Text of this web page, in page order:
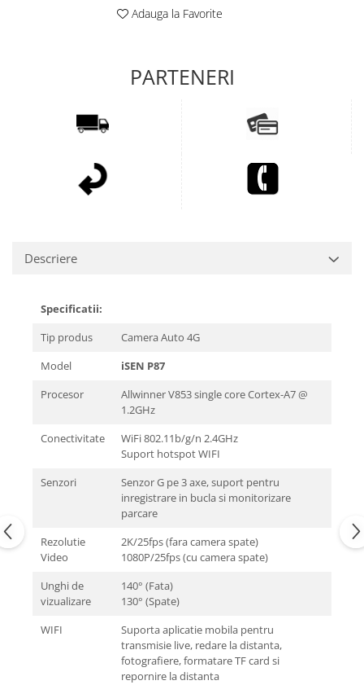
Adauga la Favorite
Descriere
Specificatii:
Tip produs
Camera Auto 4G
Model
iSEN P87
Procesor
Allwinner V853 single core Cortex-A7 @
1.2GHz
Conectivitate
WiFi 802.11b/g/n 2.4GHz
Suport hotspot WIFI
Senzori
Senzor G pe 3 axe, suport pentru
inregistrare in bucla si monitorizare
parcare
Rezolutie
Video
2K/25fps (fara camera spate)
1080P/25fps (cu camera spate)
Unghi de
vizualizare
140° (Fata)
130° (Spate)
WIFI
Suporta aplicatie mobila pentru
transmisie live, redare la distanta,
fotografiere, formatare TF card si
repornire la distanta